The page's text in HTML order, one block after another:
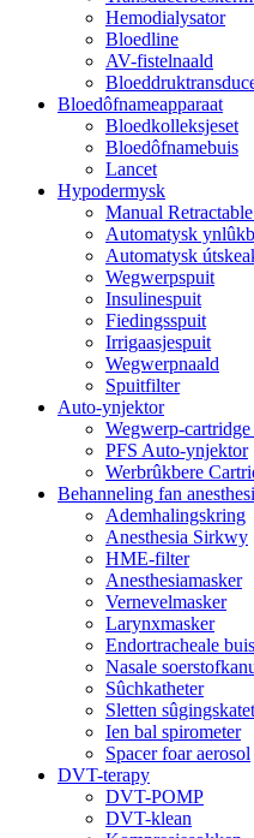
Hemodialysator
Bloedline
AV-fistelnaald
Bloedôfnameapparaat
Bloedkolleksjeset
Bloedôfnamebuis
Lancet
Hypodermysk
Manual
Automatysk
Automatysk
Wegwerpspuit
Insulinespuit
Fiedingsspuit
Irrigaasjespuit
Wegwerpnaald
Spuitfilter
Auto-ynjektor
Wegwerp-
PFS Auto-ynjektor
Werbrûkbere
Behanneling fan
Ademhalingskring
Anesthesia Sirkwy
HME-filter
Anesthesiamasker
Vernevelmasker
Larynxmasker
Endortracheale buis
Nasale
Sûchkatheter
Sletten
Ien bal spirometer
Spacer foar aerosol
DVT-terapy
DVT-POMP
DVT-klean